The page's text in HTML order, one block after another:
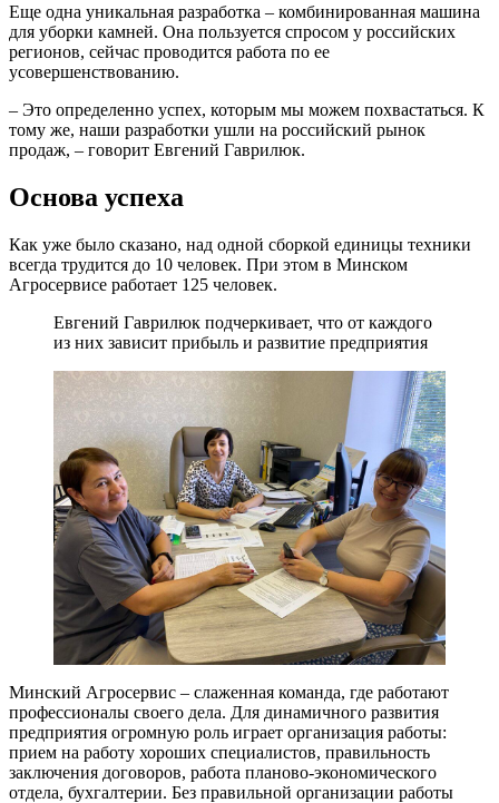
Еще одна уникальная разработка – комбинированная машина
для уборки камней. Она пользуется спросом у российских
регионов, сейчас проводится работа по ее
усовершенствованию.
– Это определенно успех, которым мы можем похвастаться. К
тому же, наши разработки ушли на российский рынок
продаж, – говорит Евгений Гаврилюк.
Основа успеха
Как уже было сказано, над одной сборкой единицы техники
всегда трудится до 10 человек. При этом в Минском
Агросервисе работает 125 человек.
Евгений Гаврилюк подчеркивает, что от каждого
из них зависит прибыль и развитие предприятия
Минский Агросервис – слаженная команда, где работают
профессионалы своего дела. Для динамичного развития
предприятия огромную роль играет организация работы:
прием на работу хороших специалистов, правильность
заключения договоров, работа планово-экономического
отдела, бухгалтерии. Без правильной организации работы